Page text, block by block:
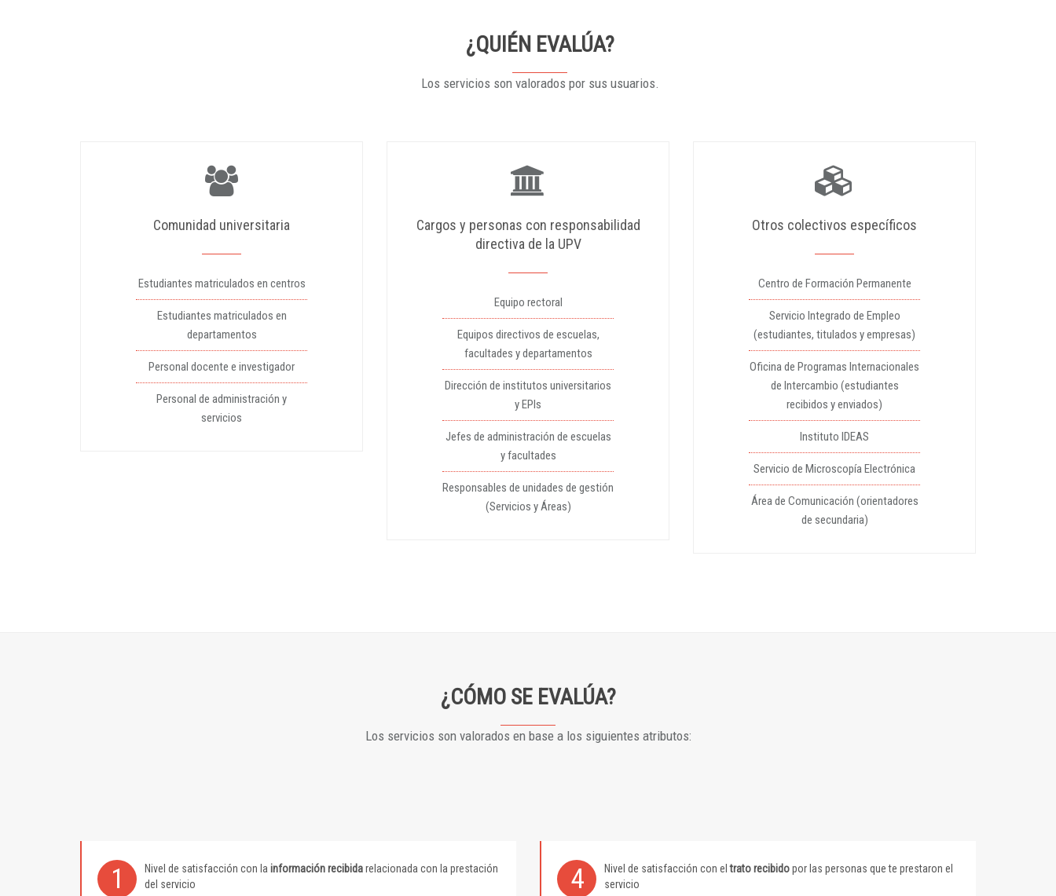
¿QUIÉN EVALÚA?
Los servicios son valorados por sus usuarios.
Comunidad universitaria
Estudiantes matriculados en centros
Estudiantes matriculados en
departamentos
Personal docente e investigador
Personal de administración y
servicios
Cargos y personas con responsabilidad
directiva de la UPV
Equipo rectoral
Equipos directivos de escuelas,
facultades y departamentos
Dirección de institutos universitarios
y EPIs
Jefes de administración de escuelas
y facultades
Responsables de unidades de gestión
(Servicios y Áreas)
Otros colectivos específicos
Centro de Formación Permanente
Servicio Integrado de Empleo
(estudiantes, titulados y empresas)
Oficina de Programas Internacionales
de Intercambio (estudiantes
recibidos y enviados)
Instituto IDEAS
Servicio de Microscopía Electrónica
Área de Comunicación (orientadores
de secundaria)
¿CÓMO SE EVALÚA?
Los servicios son valorados en base a los siguientes atributos:
1 Nivel de satisfacción con la información recibidarelacionada con la prestación
del servicio
4 Nivel de satisfacción con eltrato recibidopor las personas que te prestaron el
servicio